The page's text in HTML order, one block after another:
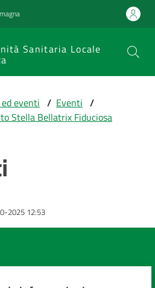
Sanitaria Locale
eventi / Eventi /
Stella Bellatrix Fiduciosa
2025 12:53